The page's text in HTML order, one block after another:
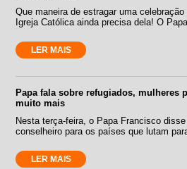
Que maneira de estragar uma
Igreja Católica ainda precisa dela! O
LER MAIS
Papa fala sobre refugiados, mulheres
muito mais
Nesta terça-feira, o Papa Francisco
conselheiro para os países que lutam
LER MAIS